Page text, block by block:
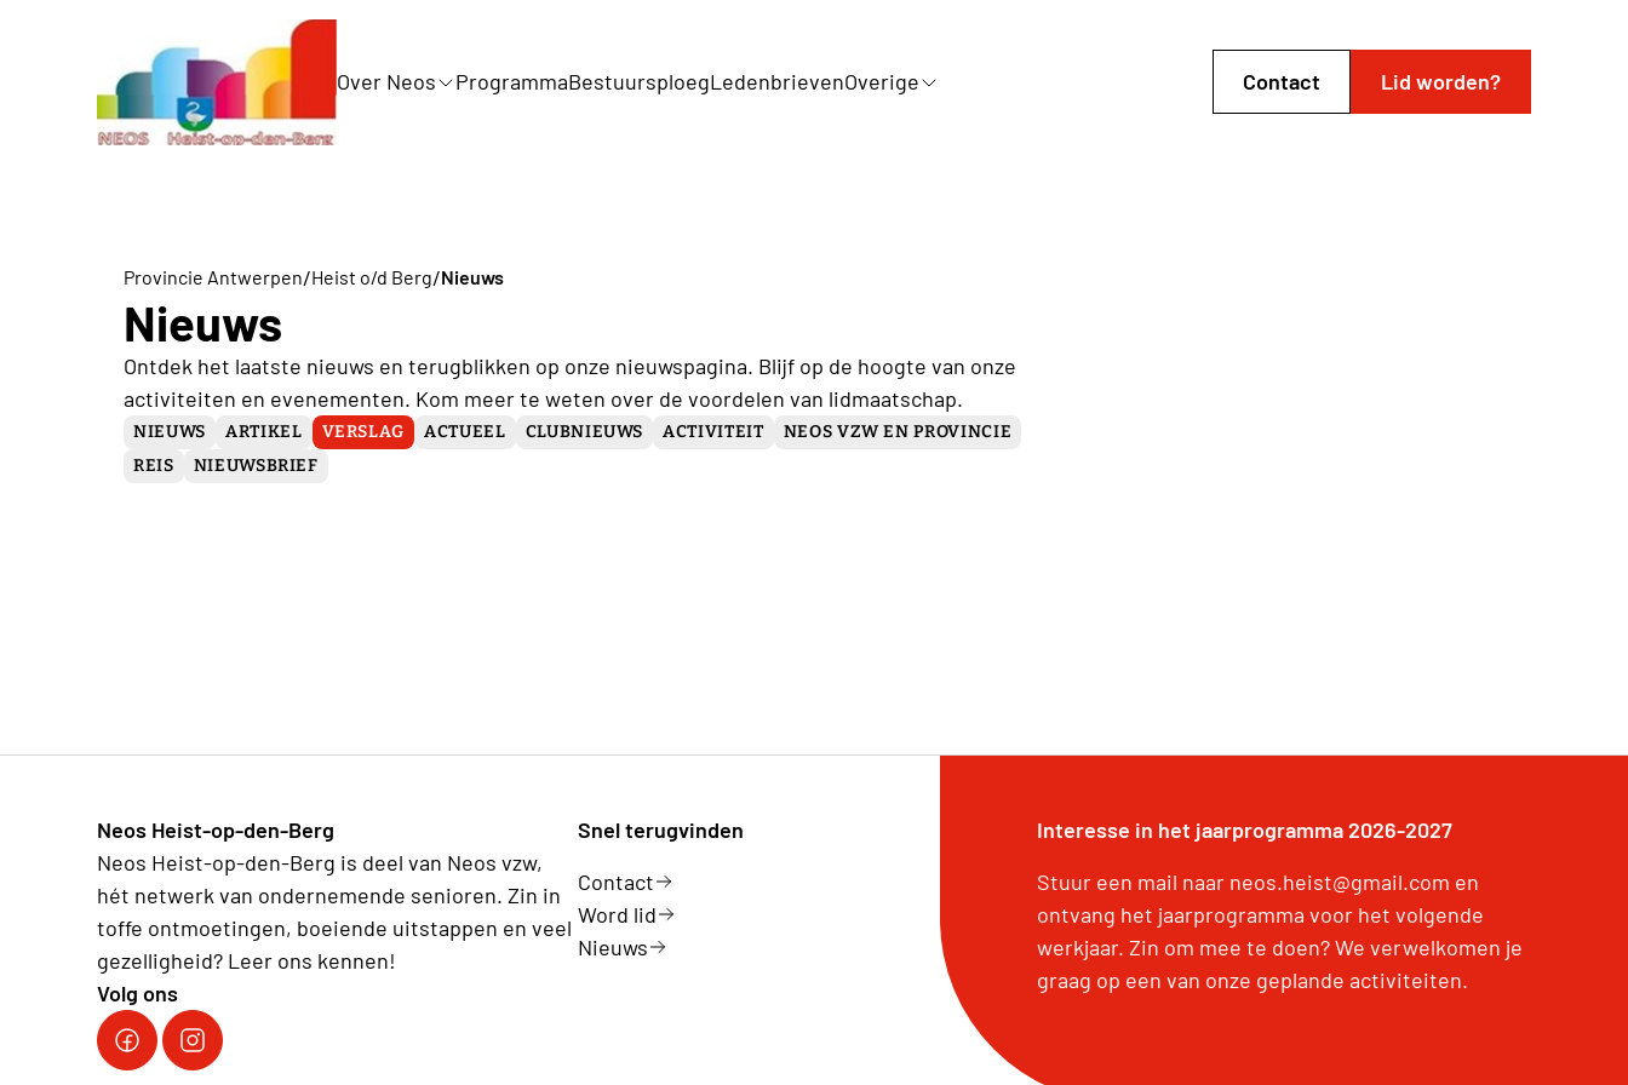
Over Neos ProgrammaBestuursploegLedenbrievenOverige Contact Lid worden?
Provincie Antwerpen/Heist o/d Berg/Nieuws
Nieuws
Ontdek het laatste nieuws en terugblikken op onze nieuwspagina. Blijf op de hoogte van onze
activiteiten en evenementen. Kom meer te weten over de voordelen van lidmaatschap.
NIEUWS ARTIKEL VERSLAG ACTUEEL CLUBNIEUWS ACTIVITEIT
NEOS VZW EN PROVINCIE
REIS
NIEUWSBRIEF
Neos Heist-op-den-Berg
Neos Heist-op-den-Berg is deel van Neos vzw,
hét netwerk van ondernemende senioren. Zin in
toffe ontmoetingen, boeiende uitstappen en veel
gezelligheid? Leer ons kennen!
Volg ons
Volg ons op Facebook
Volg ons op Instagram
Snel terugvinden
Contact
Word lid
Nieuws
Interesse in het jaarprogramma 2026-2027
Stuur een mail naar neos.heist@gmail.com en
ontvang het jaarprogramma voor het volgende
werkjaar. Zin om mee te doen? We verwelkomen je
graag op een van onze geplande activiteiten.